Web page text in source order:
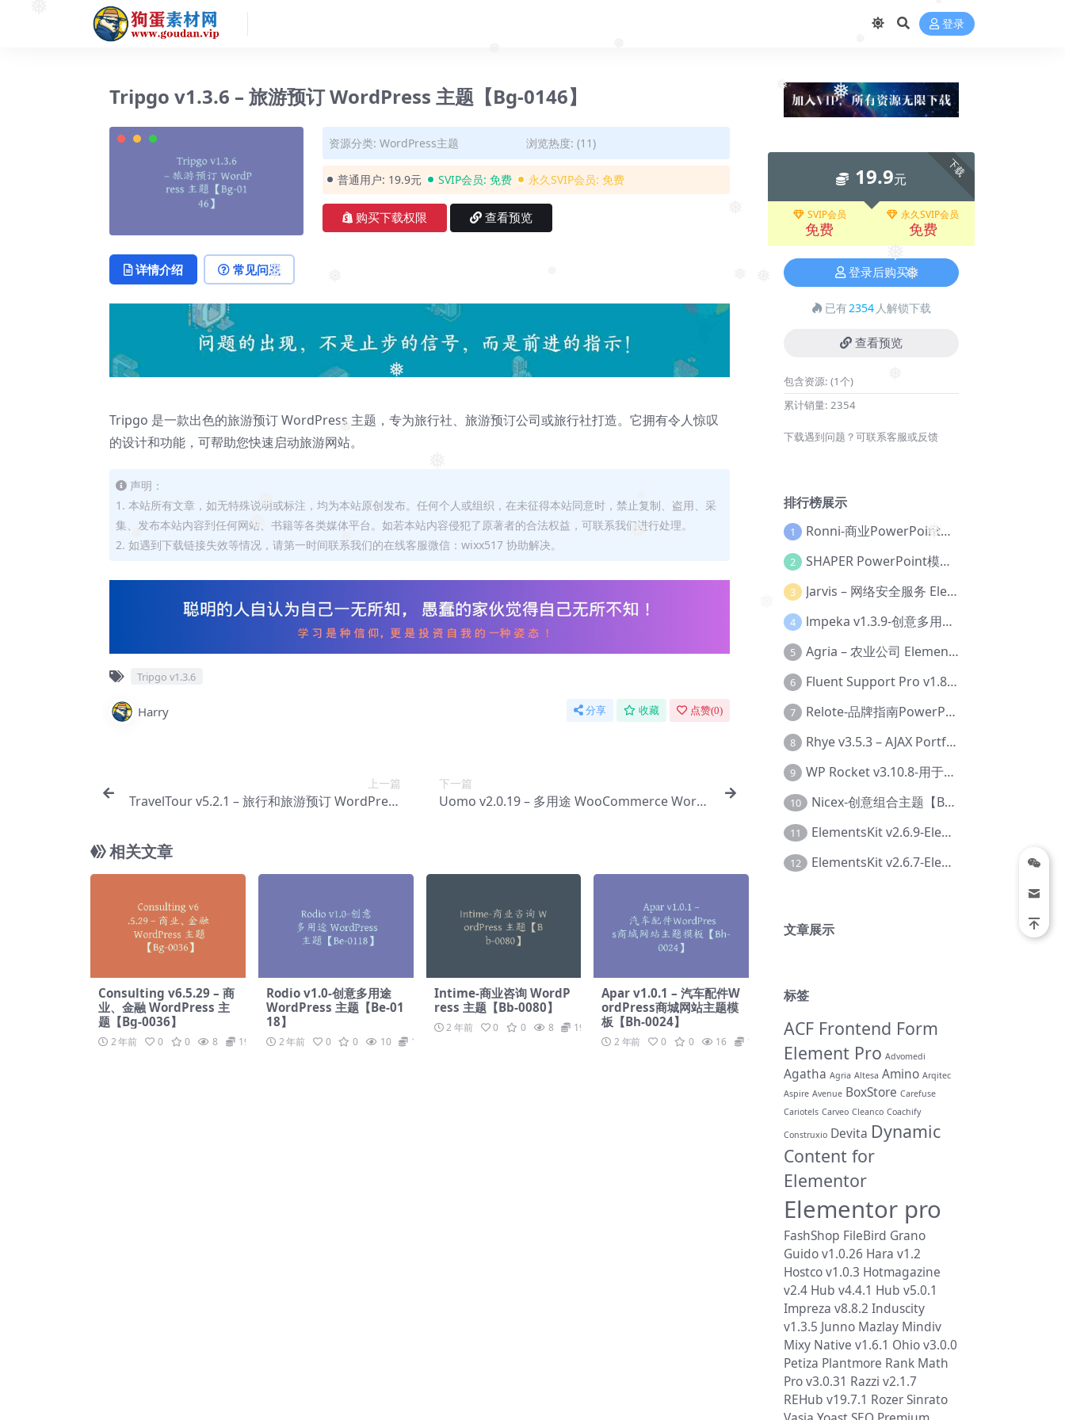
❅
❅
❅
❅
❅ ❅
❅
❅
❅
❅
❅
❅
❅
❅
❅
登录
Tripgo v1.3.6 – 旅游预订 WordPress 主题【Bg-0146】
资源分类: WordPress主题 浏览热度: (11)
普通用户: 19.9元 SVIP会员: 免费 永久SVIP会员: 免费
购买下载权限 查看预览
详情介绍 常见问题
Tripgo 是一款出色的旅游预订 WordPress 主题，专为旅行社、旅游预订公司或旅行社打造。它拥有令人惊叹
的设计和功能，可帮助您快速启动旅游网站。
声明：
1. 本站所有文章，如无特殊说明或标注，均为本站原创发布。任何个人或组织，在未征得本站同意时，禁止复制、盗用、采
集、发布本站内容到任何网站、书籍等各类媒体平台。如若本站内容侵犯了原著者的合法权益，可联系我们进行处理。
2. 如遇到下载链接失效等情况，请第一时间联系我们的在线客服微信：wixx517 协助解决。
Tripgo v1.3.6
Harry 分享 收藏 点赞(0)
上一篇
TravelTour v5.2.1 – 旅行和旅游预订 WordPress
下一篇
Uomo v2.0.19 – 多用途 WooCommerce WordP
相关文章
Consulting v6.5.29 – 商
业、金融 WordPress 主
题【Bg-0036】
2 年前 0 0 8 19.9
Rodio v1.0-创意多用途
WordPress 主题【Be-01
18】
2 年前 0 0 10 19.9
Intime-商业咨询 WordP
ress 主题【Bb-0080】
2 年前 0 0 8 19.9
Apar v1.0.1 – 汽车配件W
ordPress商城网站主题模
板【Bh-0024】
2 年前 0 0 16 19.9
下载
19.9元
SVIP会员
免费
永久SVIP会员
免费
登录后购买
已有2354 人解锁下载
查看预览
包含资源: (1个)
累计销量: 2354
下载遇到问题？可联系客服或反馈
排行榜展示
1 Ronni-商业PowerPoint模板【Dc-0077】
2 SHAPER PowerPoint模板【Dc-0184】
3 Jarvis – 网络安全服务 Elementor 模板套件【Aa-0035】
4 lmpeka v1.3.9-创意多用途 WordPress 主题【Be-0064】
5 Agria – 农业公司 Elementor Pro 模板套件【Aa-0003】
6 Fluent Support Pro v1.8.1 – WordPress 支持票务系统【Cc-0041】
7 Relote-品牌指南PowerPoint模板【Dc-0076】
8 Rhye v3.5.3 – AJAX Portfolio WordPress 主题【Bi-0049】
9 WP Rocket v3.10.8-用于wordpress速度优化的缓存加速插件【Cd-0019】
10 Nicex-创意组合主题【Be-0092】
11 ElementsKit v2.6.9-Elementor插件【Ab-0161】
12 ElementsKit v2.6.7-Elementor插件【Ab-0162】
文章展示
标签
ACF Frontend Form
Element Pro Advomedi
Agatha Agria Altesa Amino Arqitec
Aspire Avenue BoxStore Carefuse
Cariotels Carveo Cleanco Coachify
Construxio Devita Dynamic
Content for
Elementor
Elementor pro
FashShop FileBird Grano
Guido v1.0.26 Hara v1.2
Hostco v1.0.3 Hotmagazine
v2.4 Hub v4.4.1 Hub v5.0.1
Impreza v8.8.2 Induscity
v1.3.5 Junno Mazlay Mindiv
Mixy Native v1.6.1 Ohio v3.0.0
Petiza Plantmore Rank Math
Pro v3.0.31 Razzi v2.1.7
REHub v19.7.1 RozerSinrato